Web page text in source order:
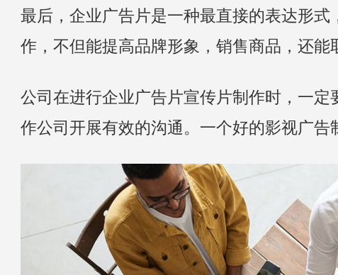
最后，企业广告片是一种最直接的表达形
作，不但能提高品牌形象，销售商品，还能
公司在进行企业广告片宣传片制作时，一定
作公司开展有效的沟通。一个好的影视广告